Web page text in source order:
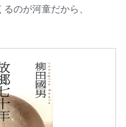
のが河童だから、